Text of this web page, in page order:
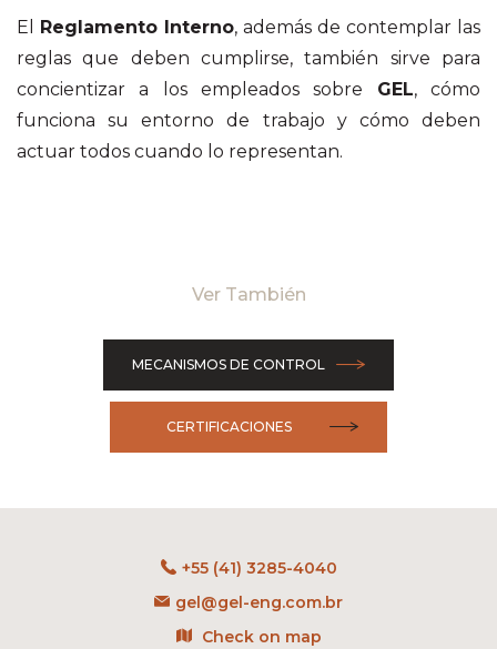
El Reglamento Interno, además de contemplar las
reglas que deben cumplirse, también sirve para
concientizar a los empleados sobre GEL, cómo
funciona su entorno de trabajo y cómo deben
actuar todos cuando lo representan.
Ver También
MECANISMOS DE CONTROL
CERTIFICACIONES
+55 (41) 3285-4040
gel@gel-eng.com.br
Check on map